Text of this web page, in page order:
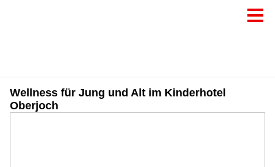
Wellness für Jung und Alt im Kinderhotel
Oberjoch